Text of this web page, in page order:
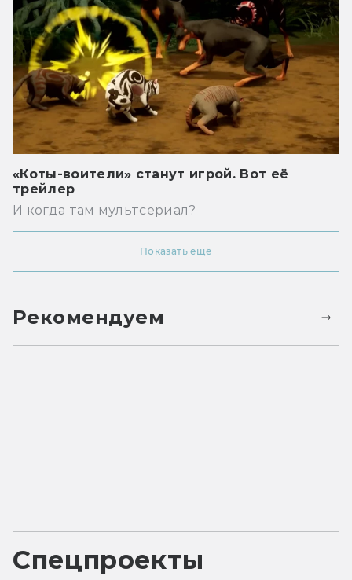
«Коты-воители» станут игрой. Вот её
трейлер
И когда там мультсериал?
Показать ещё
Рекомендуем
Спецпроекты